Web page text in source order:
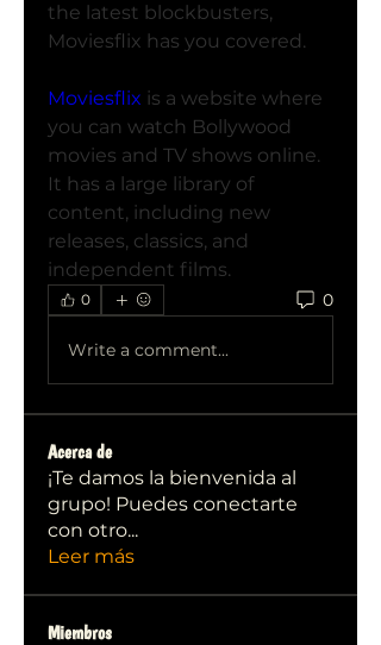
the latest blockbusters,
Moviesflix has you covered.
Moviesflix is a website where
you can watch Bollywood
movies and TV shows online.
It has a large library of
content, including new
releases, classics, and
independent films.
0 0
Write a comment...
Acerca de
¡Te damos la bienvenida al
grupo! Puedes conectarte
con otro...
Leer más
Miembros